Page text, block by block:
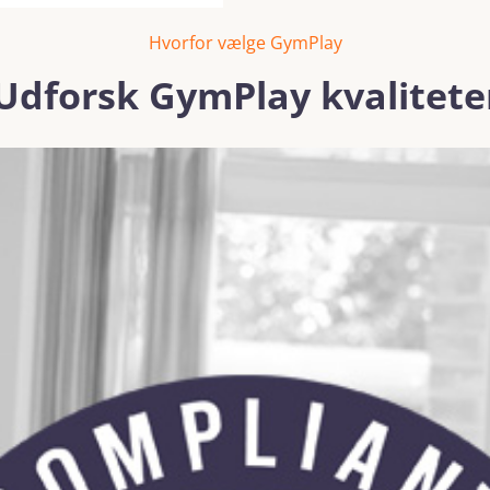
Hvorfor vælge GymPlay
GymPlay